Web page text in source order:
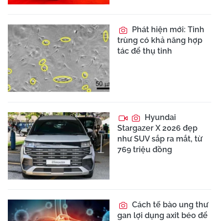
Phát hiện mới: Tinh
trùng có khả năng hợp
tác để thụ tinh
Hyundai
Stargazer X 2026 đẹp
như SUV sắp ra mắt, từ
769 triệu đồng
Cách tế bào ung thư
gan lợi dụng axit béo để